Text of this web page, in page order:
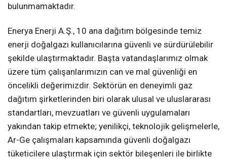
bulunmamaktadır.
Enerya Enerji A.Ş., 10 ana dağıtım bölgesinde temiz
enerji doğalgazı kullanıcılarına güvenli ve sürdürülebilir
şekilde ulaştırmaktadır. Başta vatandaşlarımız olmak
üzere tüm çalışanlarımızın can ve mal güvenliği en
öncelikli değerimizdir. Sektörün en deneyimli gaz
dağıtım şirketlerinden biri olarak ulusal ve uluslararası
standartları, mevzuatları ve güvenli uygulamaları
yakından takip etmekte; yenilikçi, teknolojik gelişmelerle,
Ar-Ge çalışmaları kapsamında güvenli doğalgazı
tüketicilere ulaştırmak için sektör bileşenleri ile birlikte